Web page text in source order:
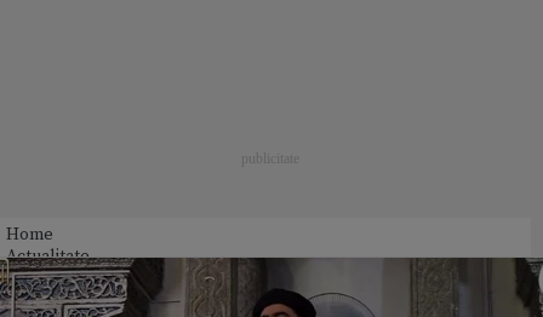
Home
Actualitate